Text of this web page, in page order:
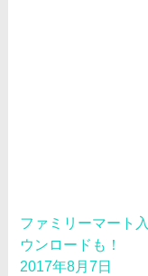
ファミリーマート
ウンロードも！
2017年8月7日